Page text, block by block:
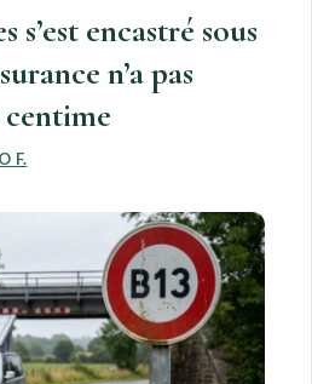
s’est encastré sous
n’a pas
F.